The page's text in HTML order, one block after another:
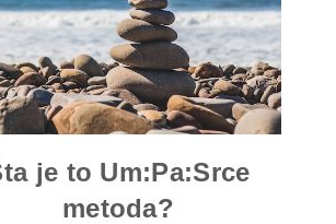
je to Um:Pa:Srce
metoda?